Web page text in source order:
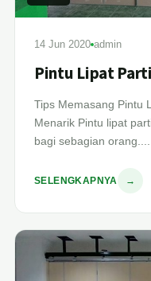
14 Jun 2020 admin
Pintu Lipat
Tips Memasang Pintu
Menarik Pintu lipat
bagi sebagian orang....
SELENGKAPNYA →